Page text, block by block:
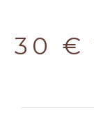
30 €